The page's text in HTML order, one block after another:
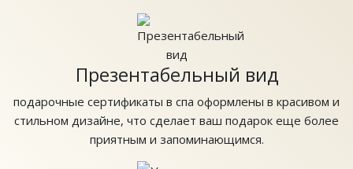
Презентабельный вид
подарочные сертификаты в спа оформлены в красивом и
стильном дизайне, что сделает ваш подарок еще более
приятным и запоминающимся.